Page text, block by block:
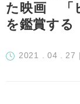
た映画 「
を鑑賞する
2021 . 04 . 27 |